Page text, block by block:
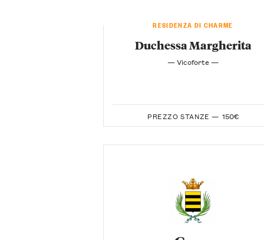
RESIDENZA DI CHARME
Duchessa Margherita
— Vicoforte —
PREZZO STANZE — 150€